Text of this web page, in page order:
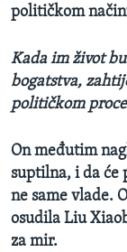
političkom
Kada im život
bogatstva,
političkom
On međutim
suptilna, i da će
ne same vlade.
osudila Liu
za mir.